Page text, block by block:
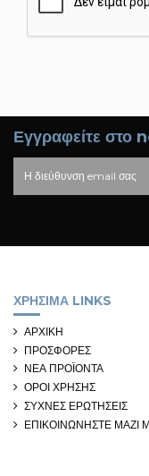
Εγγραφείτε
ΧΡΗΣΙΜΑ LINKS
ΑΡΧΙΚΗ
ΠΡΟΣΦΟΡΕΣ
ΝΕΑ ΠΡΟΪΟΝΤΑ
ΟΡΟΙ ΧΡΗΣΗΣ
ΣΥΧΝΕΣ ΕΡΩΤΗΣΕΙΣ
ΕΠΙΚΟΙΝΩΝΗΣΤΕ ΜΑΖΙ